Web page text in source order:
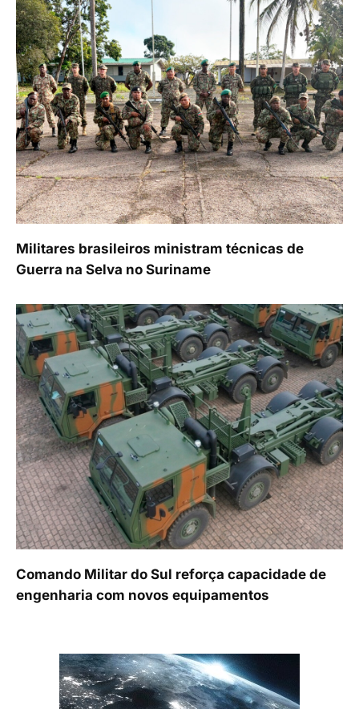
Militares brasileiros ministram técnicas de
Guerra na Selva no Suriname
Comando Militar do Sul reforça capacidade de
engenharia com novos equipamentos